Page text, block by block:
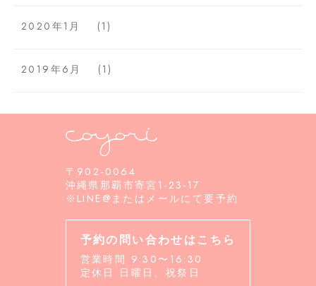
2020年1月 (1)
2019年6月 (1)
〒902-0064
沖縄県那覇市寄宮1-23-17
※LINE@またはメールにて要予約
予約の問い合わせはこちら
営業時間 9:30〜16:30
定休日 日曜日、祝祭日